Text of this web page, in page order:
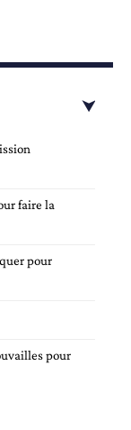
faire la
pour
pour